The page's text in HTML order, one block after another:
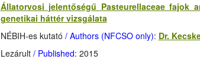
Állatorvosi jelentőségű Pasteurellaceae fajok
genetikai háttér vizsgálata
NÉBIH-es kutató / Authors (NFCSO only): Dr.
Lezárult / Published: 2015